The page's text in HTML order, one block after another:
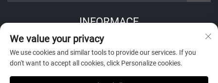
INFORMACE
Přihlaste se k odběru našeho týdenního newsletteru
We value your privacy
We use cookies and similar tools to provide our services. If you
don't want to accept all cookies, click Personalize cookies.